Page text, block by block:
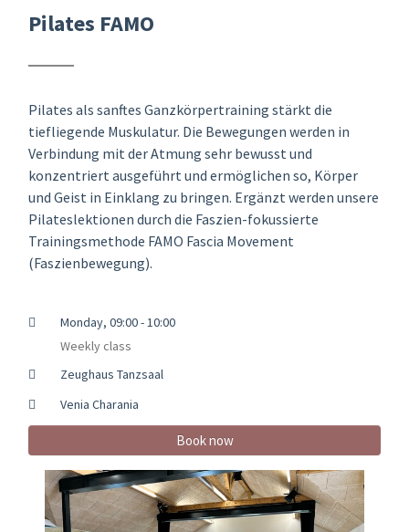
Pilates FAMO
Pilates als sanftes Ganzkörpertraining stärkt die
tiefliegende Muskulatur. Die Bewegungen werden in
Verbindung mit der Atmung sehr bewusst und
konzentriert ausgeführt und ermöglichen so, Körper
und Geist in Einklang zu bringen. Ergänzt werden unsere
Pilateslektionen durch die Faszien-fokussierte
Trainingsmethode FAMO Fascia Movement
(Faszienbewegung).
Monday, 09:00 - 10:00
Weekly class
Zeughaus Tanzsaal
Venia Charania
Book now